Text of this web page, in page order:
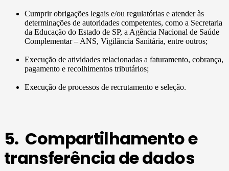
Cumprir obrigações legais e/ou regulatórias e atender às
determinações de autoridades competentes, como a Secretaria
da Educação do Estado de SP, a Agência Nacional de Saúde
Complementar – ANS, Vigilância Sanitária, entre outros;
Execução de atividades relacionadas a faturamento, cobrança,
pagamento e recolhimentos tributários;
Execução de processos de recrutamento e seleção.
5. Compartilhamento e
transferência de dados